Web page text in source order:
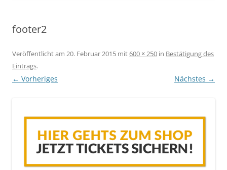
footer2
Veröffentlicht am 20. Februar 2015 mit600 × 250 in Bestätigung des
Eintrags.
← Vorheriges Nächstes →